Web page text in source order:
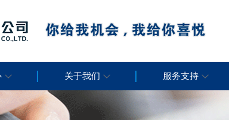
关于我们 服务支持